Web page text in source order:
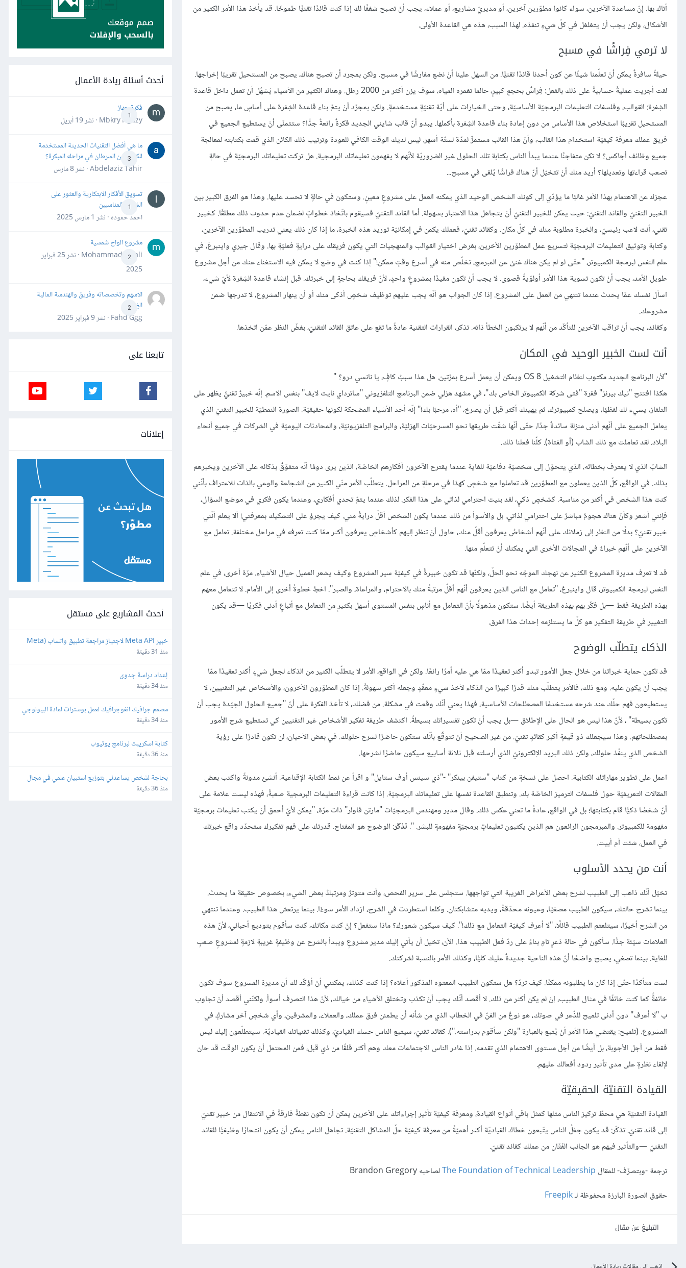
أتاك بها. إنّ مساعدة الآخرين، سواء كانوا مطوّرين آخرين، أو مديريّ مشاريع، أو عملاء، يجب أنْ تصبح شغفًا لك إذا كنت قائدًا تقنيًّا طموحًا. قد يأخذ هذا الأمر الكثير من
الأشكال، ولكن يجب أنْ يتغلغل في كلّ شيءٍ تنفذه. لهذا السبب، هذه هي القاعدة الأولى.
لا ترمي فِراشًا في مسبح
حيلةٌ سافرةٌ يمكن أنْ تعلّمنا شيئًا عن كون أحدنا قائدًا تقنيًّا. من السهل علينا أنْ نضع مفارشًا في مسبح. ولكن بمجرد أن تصبح هناك، يصبح من المستحيل تقريبًا إخراجها.
لقت أجريت عمليةً حسابيةً على ذلك بالفعل: فِراشٌ بحجمٍ كبيرٍ، حالما تغمره المياه، سوف يزن أكثر من 2000 رطل. وهناك الكثير من الأشياء يَسْهُل أنْ تعمل داخل قاعدة
الشِفرة: القوالب، وفلسفات التعليمات البرمجيّة الأساسيّة، وحتى الخيارات على أيّة تقنيّةٍ مستخدمةٍ. ولكن بمجرّد أنْ يتمّ بناء قاعدة الشِفرة على أساسٍ ما، يصبح من
المستحيل تقريبًا استخلاص هذا الأساس من دون إعادة بناء قاعدة الشِفرة بأكملها. يبدو أنّ قالب شايني الجديد فكرةٌ رائعةٌ جدًّا؟ ستتمنّى أنْ يستطيع الجميع في
فريق عملك معرفة كيفيّة استخدام هذا القالب، وأنّ هذا القالب مستمرٌّ لمدّة لستّة أشهر. ليس لديك الوقت الكافي للعودة وترتيب ذلك الكائن الذي قمت بكتابته لمعالجة
جميع وظائف أجاكس؟ لا تكن متفاجئًا عندما يبدأ الناس بكتابة تلك الحلول غير الضروريّة لأنّهم لا يفهمون تعليماتك البرمجية. هل تركت تعليماتك البرمجيّة في حالةٍ
تصعب قراءتها وتعديلها؟ أريد منك أنْ تتخيّل أنّ هناك فراشًا يُلقى في مسبح...
عجزك عن الاهتمام بهذا الأمر غالبًا ما يؤدّي إلى كونك الشخص الوحيد الذي يمكنه العمل على مشروعٍ معينٍ. وستكون في حالةٍ لا تحسد عليها. وهذا هو الفرق الكبير بين
الخبير التقنيّ والقائد التقنيّ: حيث يمكن للخبير التقنيّ أنْ يتجاهل هذا الاعتبار بسهولة. أما القائد التقنيّ فسيقوم باتّخاذ خطواتٍ لضمان عدم حدوث ذلك مطلقًا. كخبير
تقني، أنت لاعب رئيسيّ، والخبرة مطلوبة منك في كلّ مكان. وكقائد تقنيّ، فعملك يكمن في إمكانيّة توريد هذه الخبرة، ما إذا كان ذلك يعني تدريب المطوّرين الآخرين،
وكتابة وتوثيق التعليمات البرمجيّة لتسريع عمل المطوّرين الآخرين، بغرض اختيار القوالب والمنهجيات التي يكون فريقك على درايةٍ فعليّةٍ بها. وقال جيري واينبرغ، في
علم النفس لبرمجة الكمبيوتر، "حتّى لو لم يكن هناك غنىً عن المبرمج، تخلّص منه في أسرع وقتٍ ممكن!" إذا كنت في وضع لا يمكن فيه الاستغناء عنك من أجل مشروع
طويل الأمد، يجب أنْ تكون تسوية هذا الأمر أولوّيةً قصوى. لا يجب أنْ تكون مقيدًا بمشروعٍ واحدٍ، لأنّ فريقك بحاجةٍ إلى خبرتك. قبل إنشاء قاعدة الشِفرة لأيّ شيء،
اسأل نفسك عمّا يحدث عندما تنتهي من العمل على المشروع. إذا كان الجواب هو أنّه يجب عليهم توظيف شخصٍ أذكى منك أو أن ينهار المشروع، لا تدرجها ضمن
مشروعك.
وكقائد، يجب أنْ تراقب الآخرين للتأكّد من أنّهم لا يرتكبون الخطأ ذاته. تذكر، القرارات التقنية عادةً ما تقع على عاتق القائد التقنيّ، بغضّ النظر عمّن اتخذها.
أنت لست الخبير الوحيد في المكان
"لأن البرنامج الجديد مكتوب لنظام التشغيل OS 8 ويمكن أن يعمل أسرع بمرّتين. هل هذا سببٌ كافٍ، يا نانسي درو؟ "
هكذا افتتح "نيك بيرنز" فقرة "فتى شركة الكمبيوتر الخاص بك"، في مشهد هزلي ضمن البرنامج التلفزيوني "ساترداي نايت لايف" بنفس الاسم. إنّه خبيرٌ تقنيٌّ يظهر على
التلفاز، يسيء لك لفظيًا، ويصلح كمبيوترك، ثم يهينك أكثر قبل أن يصرخ، "أه، مرحبًا بك!" إنّه أحد الأشياء المضحكة لكونها حقيقيّة. الصورة النمطيّة للخبير التقنيّ الذي
يعامل الجميع على أنّهم أدنى منزلة سائدةٌ جدًا، حتّى أنّها شقّت طريقها نحو المسرحيّات الهزليّة، والبرامج التلفزيونيّة، والمحادثات اليوميّة في الشركات في جميع أنحاء
البلاد. لقد تعاملت مع ذلك الشاب (أو الفتاة). كلّنا فعلنا ذلك.
الشابّ الذي لا يعترف بخطائه، الذي يتحوّل إلى شخصيّة دفاعيّة للغاية عندما يقترح الآخرون أفكارهم الخاصّة، الذين يرى دومًا أنّه متفوّقٌ بذكائه على الآخرين ويخبرهم
بذلك. في الواقع، كلّ الذين يعملون مع المطوّرين قد تعاملوا مع شخصٍ كهذا في مرحلةٍ من المراحل. يتطلّب الأمر منّي الكثير من الشجاعة والوعي بالذات للاعتراف بأنّني
كنت هذا الشخص في أكثر من مناسبة. كشخصٍ ذكيٍ، لقد بنيت احترامي لذاتي على هذا الفكر. لذلك عندما يتمّ تحدي أفكاري، وعندما يكون فكري في موضع السؤال،
فإنني أشعر وكأنّ هناك هجومٌ مباشرٌ على احترامي لذاتي. بل والأسوأ من ذلك عندما يكون الشخص أقلّ درايةً مني. كيف يجرؤ على التشكيك بمعرفتي! ألا يعلم أنّني
خبير تقنيّ؟ بدلًا من النظر إلى زملائك على أنّهم أشخاصٌ يعرفون أقلّ منك، حاول أنْ تنظر إليهم كأشخاصٍ يعرفون أكثر ممّا كنت تعرفه في مراحل مختلفة. تعامل مع
الآخرين على أنّهم خبراءٌ في المجالات الأخرى التي يمكنك أنْ تتعلّم منها.
قد لا تعرف مديرة المشروع الكثير عن نهجك الموجّه نحو الحلّ، ولكنّها قد تكون خبيرةً في كيفيّة سير المشروع وكيف يشعر العميل حيال الأشياء. مرّة أخرى، في علم
النفس لبرمجة الكمبيوتر، قال واينبرغ، "تعامل مع الناس الذين يعرفون أنّهم أقلّ مرتبةً منك بالاحترام، والمراعاة، والصبر". اخطِ خطوةً أخرى إلى الأمام. لا تتعامل معهم
بهذه الطريقة فقط —بل فكّر بهم بهذه الطريقة أيضًا. ستكون مذهولًا بأنّ التعامل مع أناسٍ بنفس المستوى أسهل بكثيرٍ من التعامل مع أتباعٍ أدنى فكريًا —قد يكون
التغيير في طريقة التفكير هو كلّ ما يستلزمه إحداث هذا الفرق.
الذكاء يتطلّب الوضوح
قد تكون حماية خبراتنا من خلال جعل الأمور تبدو أكثر تعقيدًا ممّا هي عليه أمرًا رائعًا. ولكن في الواقع، الأمر لا يتطلّب الكثير من الذكاء لجعل شيءٍ أكثر تعقيدًا ممّا
يجب أنْ يكون عليه. ومع ذلك، فالأمر يتطلّب منك قدرًا كبيرًا من الذكاء لأخذ شيءٍ معقّدٍ وجعله أكثر سهولةً. إذا كان المطوّرون الآخرون، والأشخاص غير التقنيين، لا
يستطيعون فهم حلّك عند شرحه مستخدمًا المصطلحات الأساسية، فهذا يعني أنّك وقعت في مشكلة. من فضلك، لا تأخذ الفكرة على أنّ "جميع الحلول الجيّدة يجب أنْ
تكون بسيطة" ، لأنّ هذا ليس هو الحال على الإطلاق —بل يجب أنْ تكون تفسيراتك بسيطةً. اكتشف طريقة تفكير الأشخاص غير التقنيين كي تستطيع شرح الأمور
بمصطلحاتهم. وهذا سيجعلك ذو قيمةٍ أكبر كقائدٍ تقنيّ. من غير الصحيح أنْ تتوقّع بأنّك ستكون حاضرًا لشرح حلولك. في بعض الأحيان، لن تكون قادرًا على رؤية
الشخص الذي ينفّذ حلولك، ولكن ذلك البريد الإلكترونيّ الذي أرسلته قبل ثلاثة أسابيع سيكون حاضرًا لشرحها.
اعمل على تطوير مهاراتك الكتابية. احصل على نسخةٍ من كتاب "ستيفن بينكر" -"ذي سينس أوف ستايل" و اقرأ عن نمط الكتابة الإقناعية. أنشئ مدونةً واكتب بعض
المقالات التعريفيّة حول فلسفات الترميز الخاصّة بك. وتنطبق القاعدة نفسها على تعليماتك البرمجيّة. إذا كانت قراءة التعليمات البرمجية صعبةً، فهذه ليست علامة على
أنّ شخصًا ذكيًّا قام بكتابتها؛ بل في الواقع، عادةً ما تعني عكس ذلك. وقال مدير ومهندس البرمجيّات "مارتن فاولر" ذات مرّة، "يمكن لأيّ أحمق أنْ يكتب تعليمات برمجيّة
مفهومة للكمبيوتر. والمبرمجون الرائعون هم الذين يكتبون تعليماتٍ برمجيّةٍ مفهومةٍ للبشر. ". تذكّر: الوضوح هو المفتاح. قدرتك على فهم تفكيرك ستحدّد واقع خبرتك
في العمل، شئت أم أبيت.
أنت من يحدد الأسلوب
تخيّل أنّك ذاهب إلى الطبيب لشرح بعض الأعراض الغريبة التي تواجهها. ستجلس على سرير الفحص، وأنت متوترٌ ومرتبكٌ بعض الشيء، بخصوص حقيقة ما يحدث.
بينما تشرح حالتك، سيكون الطبيب مصغيًا، وعيونه محدّقةٌ، ويديه متشابكتان. وكلما استطردت في الشرح، ازداد الأمر سوءًا. بينما يرتعش هذا الطبيب. وعندما تنتهي
من الشرح أخيرًا، سيتلعثم الطبيب قائلًا، "لا أعرف كيفيّة التعامل مع ذلك!". كيف سيكون شعورك؟ ماذا ستفعل؟ إنْ كنت مكانك، كنت سأقوم بتوديع أحبائي، لأنّ هذه
العلامات سيّئة جدًّا. سأكون في حالة ذعرٍ تامٍ بناءً على ردّ فعل الطبيب هذا. الآن، تخيل أن يأتي إليك مدير مشروعٍ ويبدأ بالشرح عن وظيفةٍ غريبةٍ لازمةٍ لمشروعٍ صعبٍ
للغاية. بينما تصغي، يصبح واضحًا أنّ هذه الناحية جديدةٌ عليك كليًّا، وكذلك الأمر بالنسبة لشركتك.
لست متأكدًا حتّى إذا كان ما يطلبونه ممكنًا. كيف تردّ؟ هل ستكون الطبيب المعتوه المذكور أعلاه؟ إذا كنت كذلك، يمكنني أنْ أؤكّد لك أن مديرة المشروع سوف تكون
خائفةًّ كما كنت خائفًا في مثال الطبيب، إنْ لم يكن أكثر من ذلك. لا أقصد أنّك يجب أنْ تكذب وتختلق الأشياء من خيالك، لأنّ هذا التصرف أسوأ. ولكنّني أقصد أنْ تجاوب
ب "لا أعرف" دون أدنى تلميح للذّعر في صوتك، هو نوعٌ من الفنّ في الخطاب الذي من شأنه أن يطمئن فرق عملك، والعملاء، والمشرفين، وأي شخصٍ آخر مشاركٍ في
المشروع. (تلميح: يقتضي هذا الأمر أنْ يُتبع بالعبارة "ولكن سأقوم بدراسته."). كقائد تقنيّ، سيتبع الناس حسك القياديّ، وكذلك تقنياتك القياديّة. سيتطلّعون إليك ليس
فقط من أجل الأجوبة، بل أيضًا من أجل مستوى الاهتمام الذي تقدمه. إذا غادر الناس الاجتماعات معك وهم أكثر قلقًا من ذي قبل، فمن المحتمل أنْ يكون الوقت قد حان
لإلقاء نظرةٍ على مدى تأثير ردود أفعالك عليهم.
القيادة التقنيّة الحقيقيّة
القيادة التقنيّة هي محطّ تركيز الناس مثلها كمثل باقي أنواع القيادة، ومعرفة كيفيّة تأثير إجراءاتك على الآخرين يمكن أن تكون نقطةً فارقةً في الانتقال من خبير تقنيّ
إلى قائد تقنيّ. تذكّر: قد يكون جعْلُ الناس يتّبعون خطاك القياديّة أكثر أهميّةً من معرفة كيفيّة حلّ المشاكل التقنيّة. تجاهل الناس يمكن أنْ يكون انتحارًا وظيفيًّا للقائد
التقنيّ —والتأثير فيهم هو الجانب الفَتّان من عملك كقائد تقنيّ.
ترجمة -وبتصرّف- للمقال The Foundation of Technical Leadershipلصاحبه Brandon Gregory
حقوق الصورة البارزة محفوظة لـFreepik
التبليغ عن مقال
أحدث أسئلة ريادة الأعمال
1
فكرة جهاز
Mbkry Hgazy · نشر
19 أبريل
3
ما هي أفضل التقنيات الحديثة المستخدمة
للكشف عن السرطان في مراحله المبكرة؟
Abdelaziz Tahir · نشر
8 مارس
1
تسويق الأفكار الابتكارية والعثور على
الشركاء المناسبين
احمد حموده · نشر 1 مارس 2025
2
مشروع الواح شمسية
Mohammad Awali · نشر
25 فبراير
2025
2
الاسهم وتخصصاته وفريق والهندسة المالية
الخ
Fahd Ggg · نشر
9 فبراير 2025
تابعنا على
إعلانات
أحدث المشاريع على مستقل
App Review) لمنصة SaaS
منذ 31 دقيقة
إعداد دراسة جدوى
منذ 34 دقيقة
باللغة الإنجليزية بطريقة كرياتيف
منذ 34 دقيقة
كتابة اسكريبت لبرنامج يوتيوب
منذ 36 دقيقة
هندسة البرمجيات
منذ 36 دقيقة